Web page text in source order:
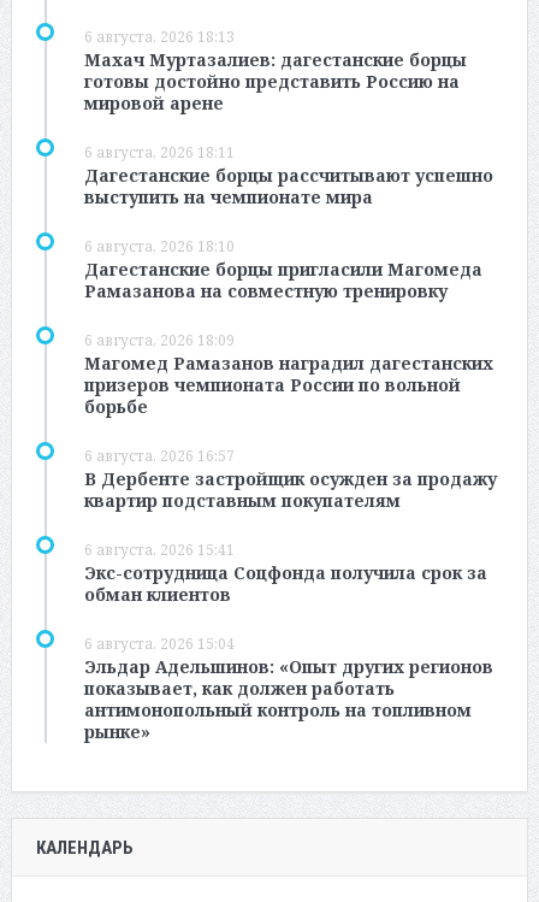
6 августа, 2026 18:13
Махач Муртазалиев: дагестанские борцы
готовы достойно представить Россию на
мировой арене
6 августа, 2026 18:11
Дагестанские борцы рассчитывают успешно
выступить на чемпионате мира
6 августа, 2026 18:10
Дагестанские борцы пригласили Магомеда
Рамазанова на совместную тренировку
6 августа, 2026 18:09
Магомед Рамазанов наградил дагестанских
призеров чемпионата России по вольной
борьбе
6 августа, 2026 16:57
В Дербенте застройщик осужден за продажу
квартир подставным покупателям
6 августа, 2026 15:41
Экс-сотрудница Соцфонда получила срок за
обман клиентов
6 августа, 2026 15:04
Эльдар Адельшинов: «Опыт других регионов
показывает, как должен работать
антимонопольный контроль на топливном
рынке»
КАЛЕНДАРЬ